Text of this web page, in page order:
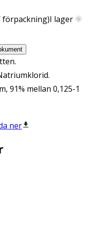
förpackning)I lager
91% mellan 0,125-1
ner